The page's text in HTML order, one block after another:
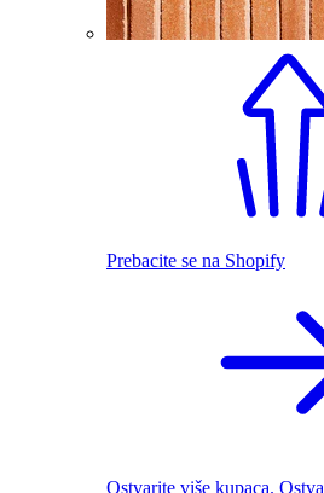
Prebacite se na Shopify
Ostvarite više kupaca.